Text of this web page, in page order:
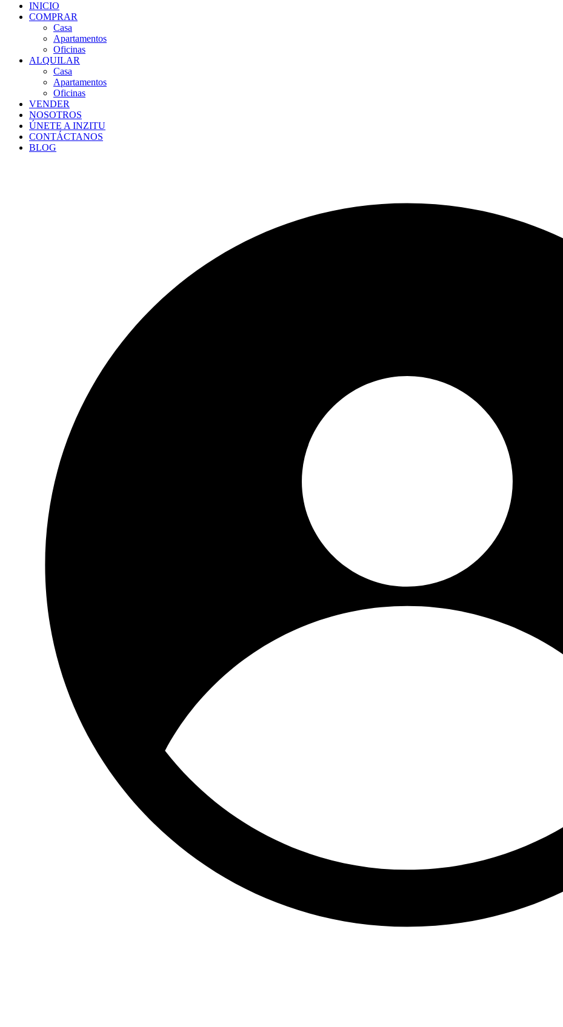
INICIO
COMPRAR
Casa
Apartamentos
Oficinas
ALQUILAR
Casa
Apartamentos
Oficinas
VENDER
NOSOTROS
ÚNETE A INZITU
CONTÁCTANOS
BLOG